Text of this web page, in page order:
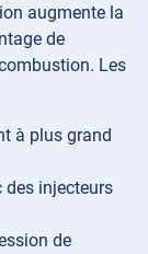
augmente la
de
Les
à plus grand
des injecteurs
de